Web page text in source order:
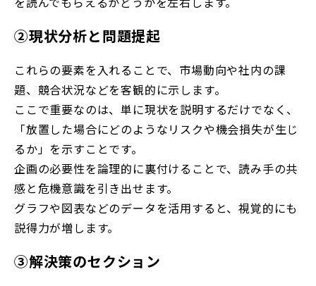
②現状分析と問題提起
これらの要素を入れることで、市場動向や社内の課
題、競合状況などを客観的に示します。
ここで重要なのは、単に現状を説明するだけでなく、
「放置した場合にどのようなリスクや機会損失が生じ
るか」を示すことです。
企画の必要性を論理的に裏付けることで、読み手の共
感と危機意識を引き出せます。
グラフや図表などのデータを活用すると、視覚的にも
説得力が増します。
③解決策のセクション